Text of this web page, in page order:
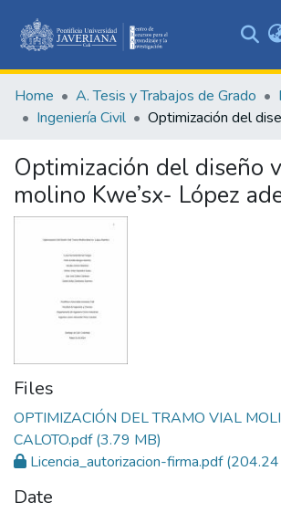
&
Collections
Statistics
Home A. Tesis y Trabajos de Grado
Ingeniería Civil
Optimización del diseño
molino Kwe’sx- López
Files
OPTIMIZACIÓN DEL TRAMO VIAL
CALOTO.pdf(3.79 MB)
Licencia_autorizacion-firma.pdf(204.24
Date